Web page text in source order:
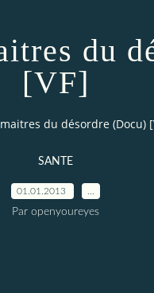
du
[VF]
du désordre (Docu)
SANTE
01.01.2013
Par openyoureyes